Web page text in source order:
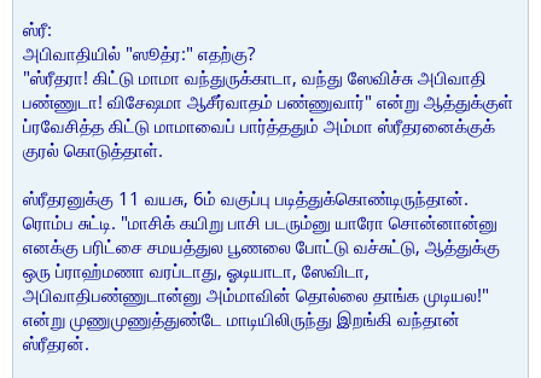
ஸ்ரீ:
அபிவாதியில் "ஸூத்ர:" எதற்கு?
"ஸ்ரீதரா! கிட்டு மாமா வந்துருக்காடா, வந்து ஸேவிச்சு அபிவாதி
பண்ணுடா! விசேஷமா ஆசீர்வாதம் பண்ணுவார்" என்று ஆத்துக்குள்
ப்ரவேசித்த கிட்டு மாமாவைப் பார்த்ததும் அம்மா ஸ்ரீதரனைக்குக்
குரல் கொடுத்தாள்.
ஸ்ரீதரனுக்கு 11 வயசு, 6ம் வகுப்பு படித்துக்கொண்டிருந்தான்.
ரொம்ப சுட்டி. "மாசிக் கயிறு பாசி படரும்னு யாரோ சொன்னான்னு
எனக்கு பரிட்சை சமயத்துல பூணலை போட்டு வச்சுட்டு, ஆத்துக்கு
ஒரு ப்ராஹ்மணா வரப்டாது, ஓடியாடா, ஸேவிடா,
அபிவாதிபண்ணுடான்னு அம்மாவின் தொல்லை தாங்க முடியல!"
என்று முணுமுணுத்துண்டே மாடியிலிருந்து இறங்கி வந்தான்
ஸ்ரீதரன்.